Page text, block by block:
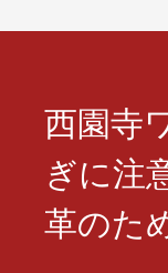
ョ
西園寺
ぎに注
革のた